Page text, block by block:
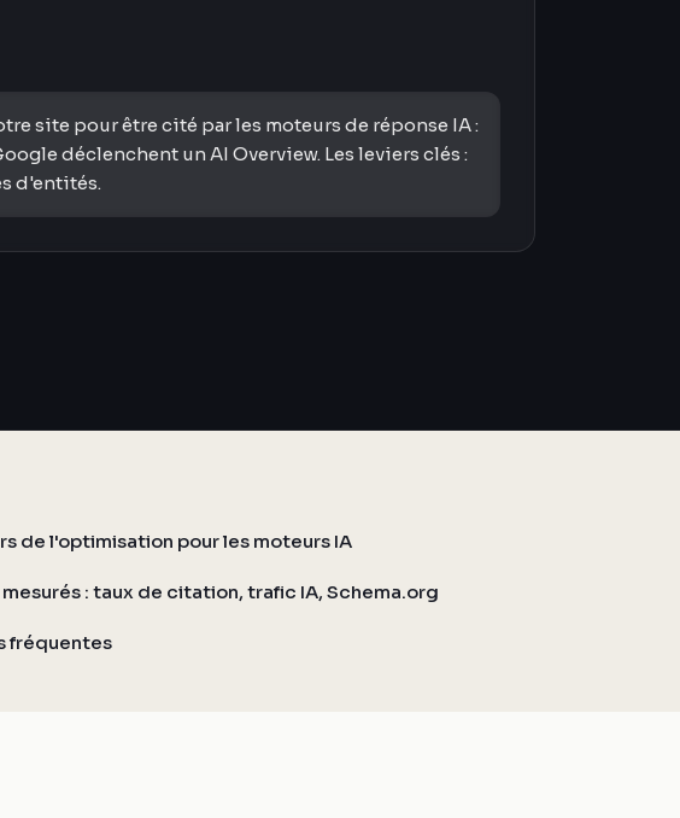
site pour être cité par les moteurs de réponse IA :
déclenchent un AI Overview. Les leviers clés :
d'entités.
de l'optimisation pour les moteurs IA
: taux de citation, trafic IA, Schema.org
fréquentes